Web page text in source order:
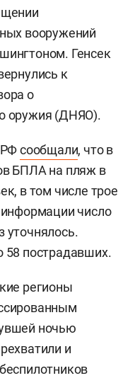
вооружений
Генсек
к
о
оружия (ДНЯО).
РФсообщали, что в
БПЛА на пляж в
в том числе трое
число
уточнялось.
58 пострадавших.
регионы
ночью
и